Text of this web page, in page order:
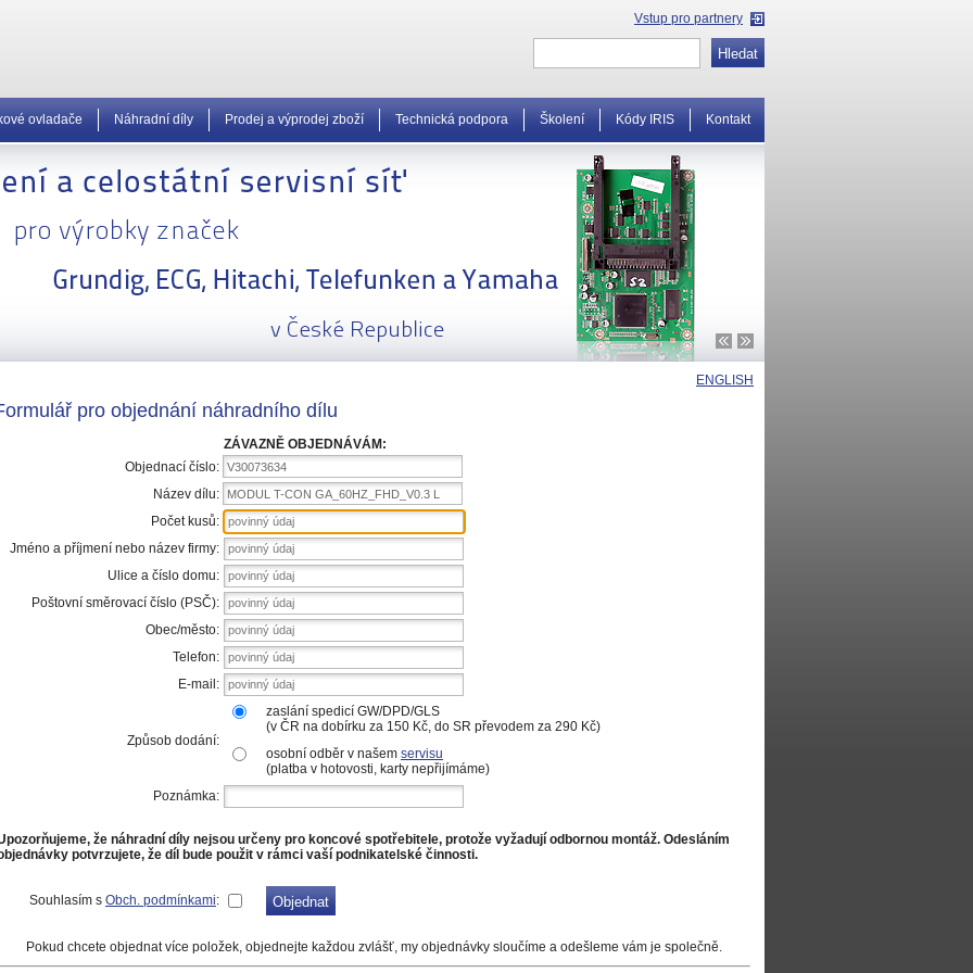
Vstup pro partnery
ovladače Náhradní díly Prodej a výprodej zboží Technická podpora Školení Kódy IRIS Kontakt
ENGLISH
pro objednání náhradního dílu
ZÁVAZNĚ OBJEDNÁVÁM:
Objednací číslo: V30073634
Název dílu: MODUL T-CON GA_60HZ_FHD_V0.3 L
Počet kusů:
Jméno a příjmení nebo název firmy:
Ulice a číslo domu:
Poštovní směrovací číslo (PSČ):
Obec/město:
Telefon:
E-mail:
Způsob dodání:
zaslání spedicí GW/DPD/GLS
(v ČR na dobírku za 150 Kč, do SR převodem za 290 Kč)
osobní odběr v našem servisu
(platba v hotovosti, karty nepřijímáme)
Poznámka:
že náhradní díly nejsou určeny pro koncové spotřebitele, protože vyžadují odbornou montáž. Odesláním
potvrzujete, že díl bude použit v rámci vaší podnikatelské činnosti.
Souhlasím s Obch. podmínkami:
Pokud chcete objednat více položek, objednejte každou zvlášť, my objednávky sloučíme a odešleme vám je společně.